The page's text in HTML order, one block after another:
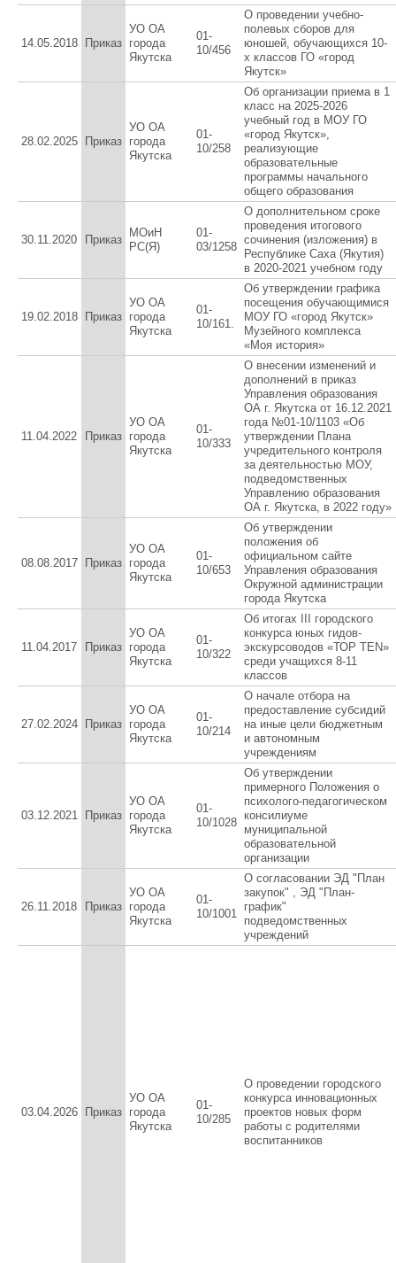
14.05.2018 Приказ
УО ОА
города
Якутска
01-
10/456
О проведении учебно-
полевых сборов для
юношей, обучающихся 10-
х классов ГО «город
Якутск»
28.02.2025 Приказ
УО ОА
города
Якутска
01-
10/258
Об организации приема в 1
класс на 2025-2026
учебный год в МОУ ГО
«город Якутск»,
реализующие
образовательные
программы начального
общего образования
30.11.2020 Приказ
МОиН
РС(Я)
01-
03/1258
О дополнительном сроке
проведения итогового
сочинения (изложения) в
Республике Саха (Якутия)
в 2020-2021 учебном году
19.02.2018 Приказ
УО ОА
города
Якутска
01-
10/161.
Об утверждении графика
посещения обучающимися
МОУ ГО «город Якутск»
Музейного комплекса
«Моя история»
11.04.2022 Приказ
УО ОА
города
Якутска
01-
10/333
О внесении изменений и
дополнений в приказ
Управления образования
ОА г. Якутска от 16.12.2021
года №01-10/1103 «Об
утверждении Плана
учредительного контроля
за деятельностью МОУ,
подведомственных
Управлению образования
ОА г. Якутска, в 2022 году»
08.08.2017 Приказ
УО ОА
города
Якутска
01-
10/653
Об утверждении
положения об
официальном сайте
Управления образования
Окружной администрации
города Якутска
11.04.2017 Приказ
УО ОА
города
Якутска
01-
10/322
Об итогах III городского
конкурса юных гидов-
экскурсоводов «ТОР TEN»
среди учащихся 8-11
классов
27.02.2024 Приказ
УО ОА
города
Якутска
01-
10/214
О начале отбора на
предоставление субсидий
на иные цели бюджетным
и автономным
учреждениям
03.12.2021 Приказ
УО ОА
города
Якутска
01-
10/1028
Об утверждении
примерного Положения о
психолого-педагогическом
консилиуме
муниципальной
образовательной
организации
26.11.2018 Приказ
УО ОА
города
Якутска
01-
10/1001
О согласовании ЭД "План
закупок" , ЭД "План-
график"
подведомственных
учреждений
03.04.2026 Приказ
УО ОА
города
Якутска
01-
10/285
О проведении городского
конкурса инновационных
проектов новых форм
работы с родителями
воспитанников